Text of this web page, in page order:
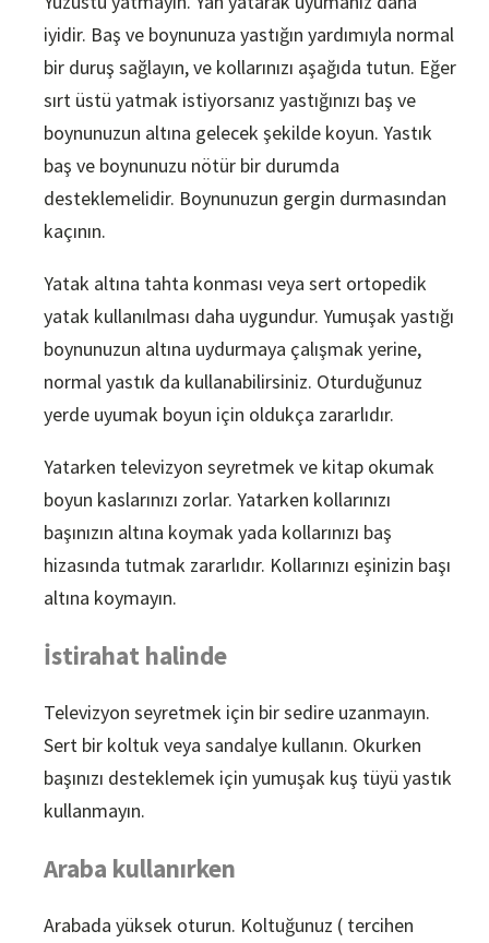
iyidir. Baş ve boynunuza yastığın yardımıyla normal
bir duruş sağlayın, ve kollarınızı aşağıda tutun. Eğer
sırt üstü yatmak istiyorsanız yastığınızı baş ve
boynunuzun altına gelecek şekilde koyun. Yastık
baş ve boynunuzu nötür bir durumda
desteklemelidir. Boynunuzun gergin durmasından
kaçının.
Yatak altına tahta konması veya sert ortopedik
yatak kullanılması daha uygundur. Yumuşak yastığı
boynunuzun altına uydurmaya çalışmak yerine,
normal yastık da kullanabilirsiniz. Oturduğunuz
yerde uyumak boyun için oldukça zararlıdır.
Yatarken televizyon seyretmek ve kitap okumak
boyun kaslarınızı zorlar. Yatarken kollarınızı
başınızın altına koymak yada kollarınızı baş
hizasında tutmak zararlıdır. Kollarınızı eşinizin başı
altına koymayın.
İstirahat halinde
Televizyon seyretmek için bir sedire uzanmayın.
Sert bir koltuk veya sandalye kullanın. Okurken
başınızı desteklemek için yumuşak kuş tüyü yastık
kullanmayın.
Araba kullanırken
Arabada yüksek oturun. Koltuğunuz ( tercihen